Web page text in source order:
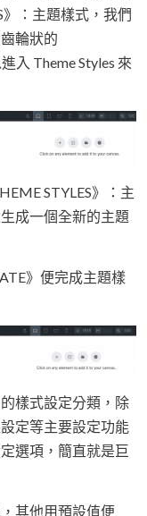
：主題樣式，我們
輪狀的
入 Theme Styles 來
STYLES》：主
成一個全新的主題
》便完成主題樣
樣式設定分類，除
定等主要設定功能
選項，簡直就是巨
其他用預設值便